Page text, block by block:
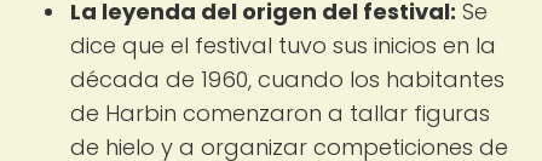
La leyenda del origen del festival: Se
dice que el festival tuvo sus inicios en la
década de 1960, cuando los habitantes
de Harbin comenzaron a tallar figuras
de hielo y a organizar competiciones de